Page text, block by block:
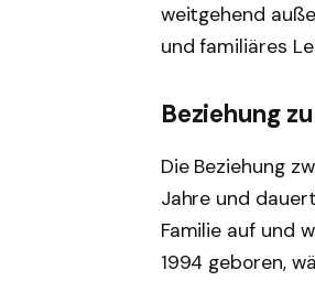
weitgehend
und familiäres
Beziehung
Die Beziehung
Jahre und
Familie auf und
1994 geboren,